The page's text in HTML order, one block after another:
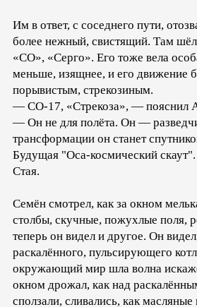
Им в ответ, с соседнего пути,
более нежный, свистящий. Там
«СО», «Серго». Его тоже вела
меньше, изящнее, и его движение
порывистым, стрекозиным.
— СО-17, «Стрекоза», — пояснил
— Он не для полёта. Он —
трансформации он станет
Будущая "Оса-космический
Стая.
Семён смотрел, как за окном
столбы, скучные, пожухлые поля,
теперь он видел и другое. Он
раскалённого, пульсирующего
окружающий мир шла волна
окном дрожал, как над
сползали, сливались, как масляные